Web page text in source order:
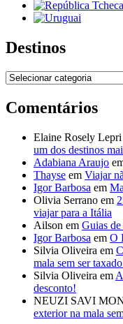
Destinos
Destinos
Comentários
Elaine Rosely Lepri
um dos destinos
Adabiana Araujo
Thayse em Viajar
Igor Barbosa em
Olivia Serrano em
viajar para a Itália
Ailson em Guias
Igor Barbosa em O
Silvia Oliveira em
mala sem ser
Silvia Oliveira em
desconto!
NEUZI SAVI
exterior na mala